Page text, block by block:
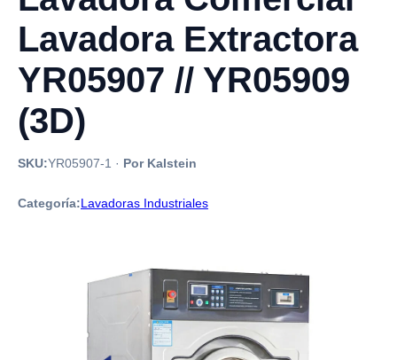
Lavadora Extractora
YR05907 // YR05909
(3D)
SKU:YR05907-1 · Por Kalstein
Categoría:Lavadoras Industriales